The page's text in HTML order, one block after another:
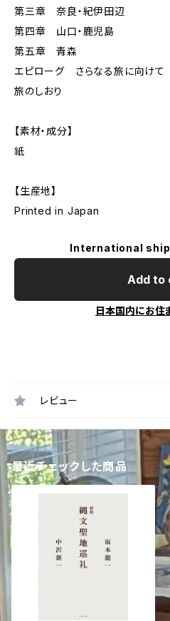
第三章 奈良・紀伊田辺
第四章 山口・鹿児島
第五章 青森
エピローグ さらなる旅に向けて
旅のしおり
【素材・成分】
紙
【生産地】
Printed in Japan
International
Add to
日本国内にお住
レビュー
最近チェックした商品